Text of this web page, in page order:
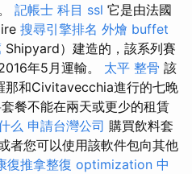
記帳士 科目 ssl 它是由法國
搜尋引擎排名 外燴 buffet
Shipyard）建造的，該系列賽
年5月運輸。 太平 整骨 該
那和Civitavecchia進行的七晚
餐不能在兩天或更少的租賃
么 申請台灣公司 購買飲料套
者您可以使用該軟件包向其他
復推拿整復 optimization 中